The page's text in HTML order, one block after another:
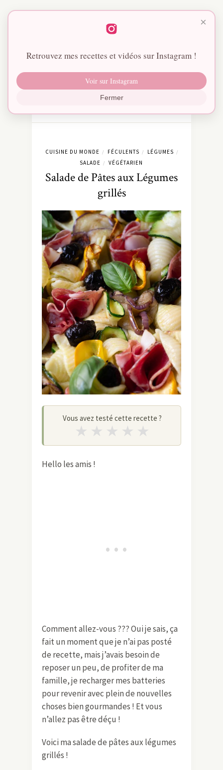
CUISINE DU MONDE / FÉCULENTS / LÉGUMES /
SALADE / VÉGÉTARIEN
Salade de Pâtes aux Légumes
grillés
Vous avez testé cette recette ?
★ ★ ★ ★ ★
Hello les amis !
Comment allez-vous ??? Oui je sais, ça
fait un moment que je n’ai pas posté
de recette, mais j’avais besoin de
reposer un peu, de profiter de ma
famille, je recharger mes batteries
pour revenir avec plein de nouvelles
choses bien gourmandes ! Et vous
n’allez pas être déçu !
Voici ma salade de pâtes aux légumes
grillés !
×
Retrouvez mes recettes et vidéos sur Instagram !
Voir sur Instagram
Fermer